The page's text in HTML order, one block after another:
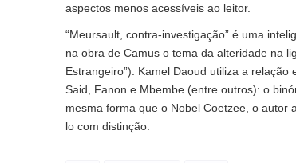
aspectos menos acessíveis ao leitor.
“Meursault, contra-investigação” é uma
na obra de Camus o tema da alteridade na
Estrangeiro”). Kamel Daoud utiliza a
Said, Fanon e Mbembe (entre outros): o
mesma forma que o Nobel Coetzee, o autor
lo com distinção.